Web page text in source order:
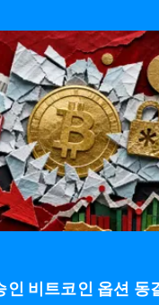
인 비트코인 옵션 동